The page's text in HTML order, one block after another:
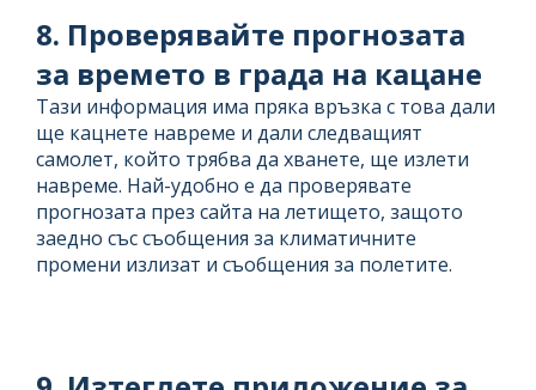
8. Проверявайте прогнозата
за времето в града на кацане
Тази информация има пряка връзка с това дали
ще кацнете навреме и дали следващият
самолет, който трябва да хванете, ще излети
навреме. Най-удобно е да проверявате
прогнозата през сайта на летището, защото
заедно със съобщения за климатичните
промени излизат и съобщения за полетите.